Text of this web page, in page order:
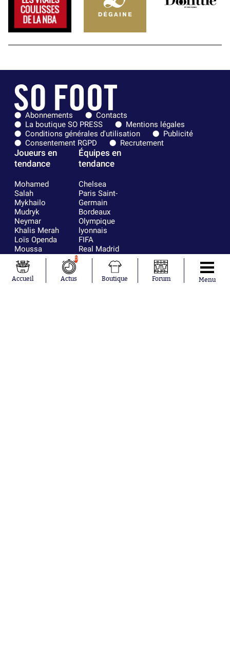
Abonnements
Contacts
La boutique SO PRESS
Mentions légales
Conditions générales d'utilisation
Publicité
Consentement RGPD
Recrutement
Joueurs en
tendance
Mohamed
Salah
Mykhailo
Mudryk
Neymar
Khalis Merah
Loïs Openda
Moussa
Niakhaté
Nicolás
Tagliafico
Pavel Šulc
Équipes en
tendance
Chelsea
Paris Saint-
Germain
Bordeaux
Olympique
lyonnais
FIFA
Real Madrid
RC Strasbourg
AC Milan
RC Lens
Accueil
0
Actus Boutique Forum Menu